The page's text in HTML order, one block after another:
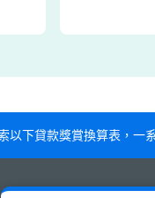
下貸款獎賞換算表，一